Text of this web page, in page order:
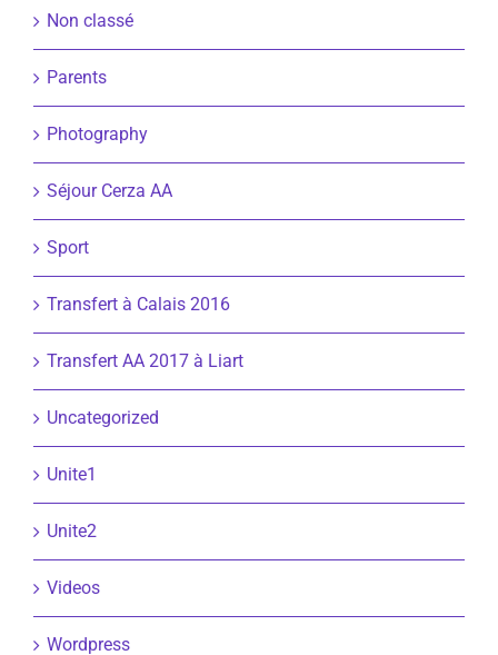
Non classé
Parents
Photography
Séjour Cerza AA
Sport
Transfert à Calais 2016
Transfert AA 2017 à Liart
Uncategorized
Unite1
Unite2
Videos
Wordpress